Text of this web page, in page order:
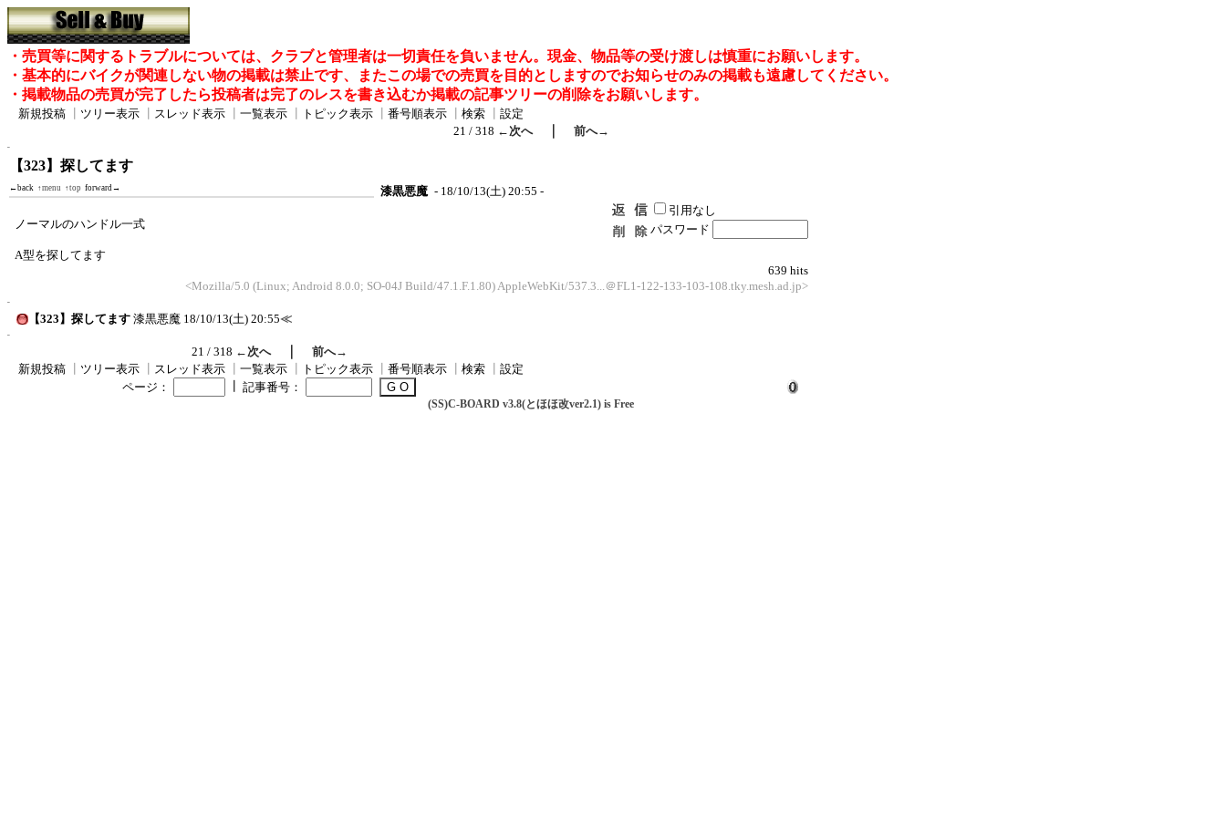
・売買等に関するトラブルについては、クラブと管理者は一切責任を負いません。現金、物品等の受け渡しは慎重にお願いします。
・基本的にバイクが関連しない物の掲載は禁止です、またこの場での売買を目的としますのでお知らせのみの掲載も遠慮してください。
・掲載物品の売買が完了したら投稿者は完了のレスを書き込むか掲載の記事ツリーの削除をお願いします。
新規投稿 ツリー表示 スレッド表示 一覧表示 トピック表示 番号順表示 検索
設定
21 / 318 ←次へ｜ 前へ→
【323】探してます
←back ↑menu ↑top forward→ 漆黒悪魔 - 18/10/13(土) 20:55 -
ノーマルのハンドル一式
A型を探してます
引用なし
パスワード
639 hits
<Mozilla/5.0 (Linux; Android 8.0.0; SO-04J Build/47.1.F.1.80) AppleWebKit/537.3...＠FL1-122-133-103-108.tky.mesh.ad.jp>
【323】探してます 漆黒悪魔 18/10/13(土) 20:55≪
21 / 318 ←次へ｜ 前へ→
新規投稿
ツリー表示 スレッド表示 一覧表示 トピック表示 番号順表示 検索
設定
ページ：
記事番号：
(SS)C-BOARD v3.8(とほほ改ver2.1) is Free